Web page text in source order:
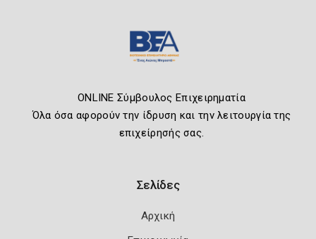
ONLINE Σύμβουλος Επιχειρηματία
Όλα όσα αφορούν την ίδρυση και την λειτουργία της
επιχείρησής σας.
Σελίδες
Αρχική